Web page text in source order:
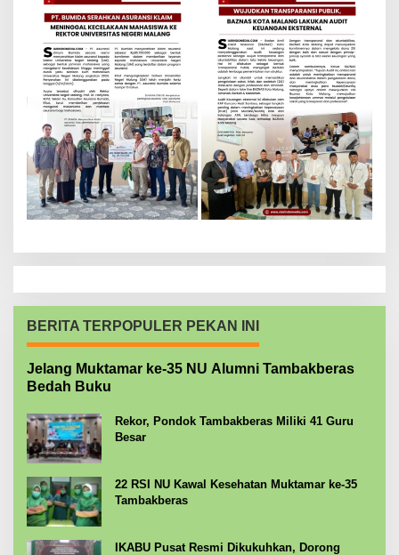
BERITA TERPOPULER PEKAN INI
Jelang Muktamar ke-35 NU Alumni Tambakberas
Bedah Buku
Rekor, Pondok Tambakberas Miliki 41 Guru
Besar
22 RSI NU Kawal Kesehatan Muktamar ke-35
Tambakberas
IKABU Pusat Resmi Dikukuhkan, Dorong